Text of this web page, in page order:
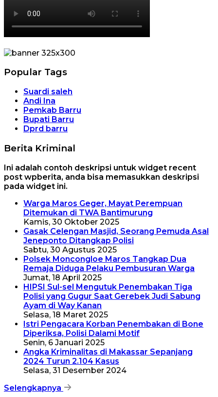
Popular Tags
Suardi saleh
Andi Ina
Pemkab Barru
Bupati Barru
Dprd barru
Berita Kriminal
Ini adalah contoh deskripsi untuk widget recent
post wpberita, anda bisa memasukkan deskripsi
pada widget ini.
Warga Maros Geger, Mayat Perempuan
Ditemukan di TWA Bantimurung
Kamis, 30 Oktober 2025
Gasak Celengan Masjid, Seorang Pemuda Asal
Jeneponto Ditangkap Polisi
Sabtu, 30 Agustus 2025
Polsek Moncongloe Maros Tangkap Dua
Remaja Diduga Pelaku Pembusuran Warga
Jumat, 18 April 2025
HIPSI Sul-sel Mengutuk Penembakan Tiga
Polisi yang Gugur Saat Gerebek Judi Sabung
Ayam di Way Kanan
Selasa, 18 Maret 2025
Istri Pengacara Korban Penembakan di Bone
Diperiksa, Polisi Dalami Motif
Senin, 6 Januari 2025
Angka Kriminalitas di Makassar Sepanjang
2024 Turun 2.104 Kasus
Selasa, 31 Desember 2024
Selengkapnya